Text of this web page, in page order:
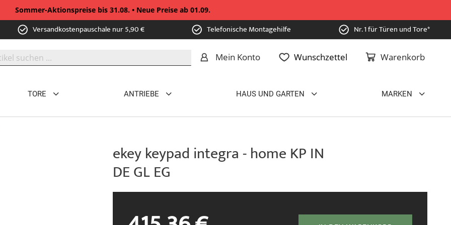
Sommer-Aktionspreise bis 31.08. • Neue Preise ab 01.09.
Versandkostenpauschale nur 5,90 € Telefonische Montagehilfe Nr. 1 für Türen und Tore*
Warenkorb
Mein Konto Wunschzettel
TORE ANTRIEBE HAUS UND GARTEN MARKEN
ekey keypad integra - home KP IN
DE GL EG